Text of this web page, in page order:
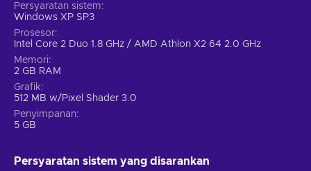
Persyaratan sistem
Windows XP SP3
Prosesor
Intel Core 2 Duo 1.8 GHz / AMD Athlon X2 64 2.0 GHz
Memori
2 GB RAM
Grafik
512 MB w/Pixel Shader 3.0
Penyimpanan
5 GB
Persyaratan sistem yang disarankan